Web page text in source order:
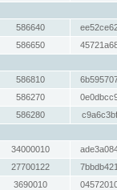
586640
586650
586810
586270
586280
34000010
27700122
3690010